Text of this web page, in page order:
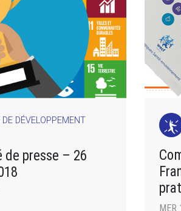
DÉVELOPPEMENT
de presse – 26
MER